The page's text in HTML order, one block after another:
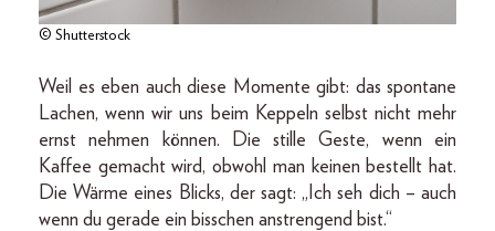
© Shutterstock
Weil es eben auch diese Momente gibt: das spontane
Lachen, wenn wir uns beim Keppeln selbst nicht mehr
ernst nehmen können. Die stille Geste, wenn ein
Kaffee gemacht wird, obwohl man keinen bestellt hat.
Die Wärme eines Blicks, der sagt: „Ich seh dich – auch
wenn du gerade ein bisschen anstrengend bist.“